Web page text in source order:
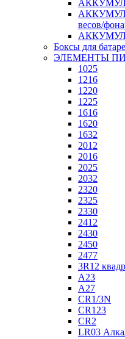
весов/
Боксы для
ЭЛЕМЕНТЫ
1025
1216
1220
1225
1616
1620
1632
2012
2016
2025
2032
2320
2325
2330
2412
2430
2450
2477
3R12
A23
A27
CR1/3N
CR123
CR2
LR03